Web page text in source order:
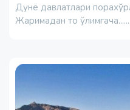
Дунё давлатлари
Жаримадан то ўлимгача......